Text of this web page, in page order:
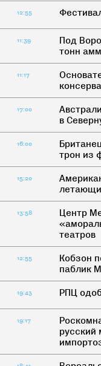
12:55
11:39
Под
тонн
11:17
17:00
в
16:00
трон из
15:20
13:58
Центр
театров
12:55
Кобзон
паблик
19:43 РПЦ
19:17
русский